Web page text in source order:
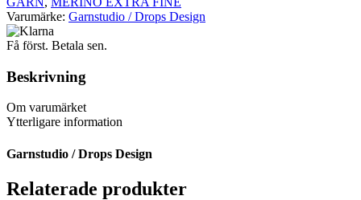
Varumärke: Garnstudio / Drops Design
Få först. Betala sen.
Beskrivning
Om varumärket
Ytterligare information
Garnstudio / Drops Design
Relaterade produkter